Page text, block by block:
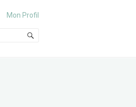
Mon Profil